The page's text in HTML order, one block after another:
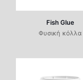
Fish Glue
Φυσική κόλλα